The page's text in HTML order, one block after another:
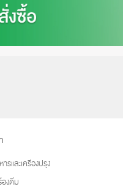
และเครื่องปรุง
งดื่ม